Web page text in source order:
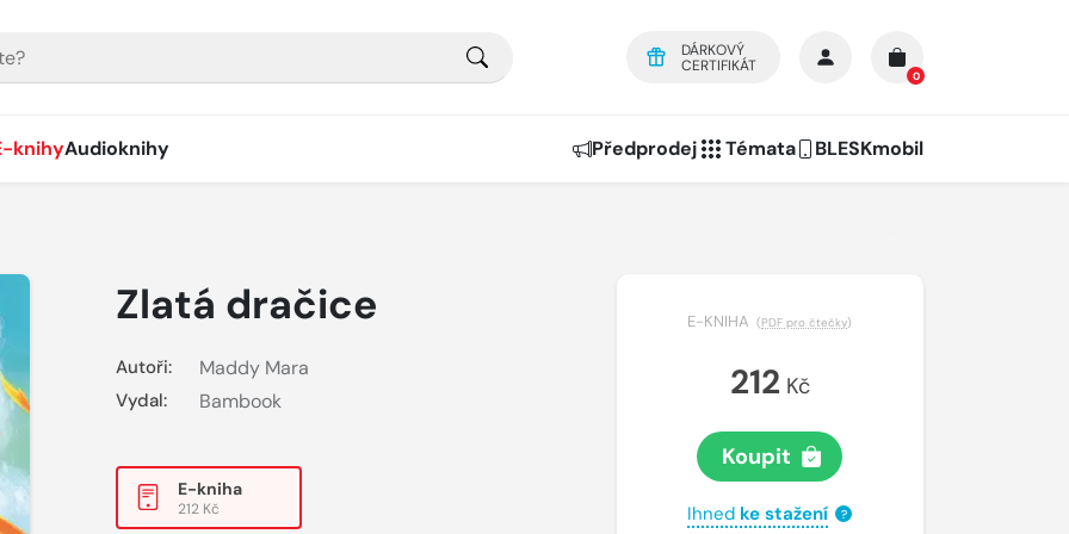
DÁRKOVÝ
CERTIFIKÁT
0
knihyAudioknihy Předprodej Témata BLESKmobil
Zlatá dračice
Autoři: Maddy Mara
Vydal: Bambook
E-kniha
212 Kč
E-KNIHA (PDF pro čtečky)
212 Kč
Koupit
Ihned ke stažení ?